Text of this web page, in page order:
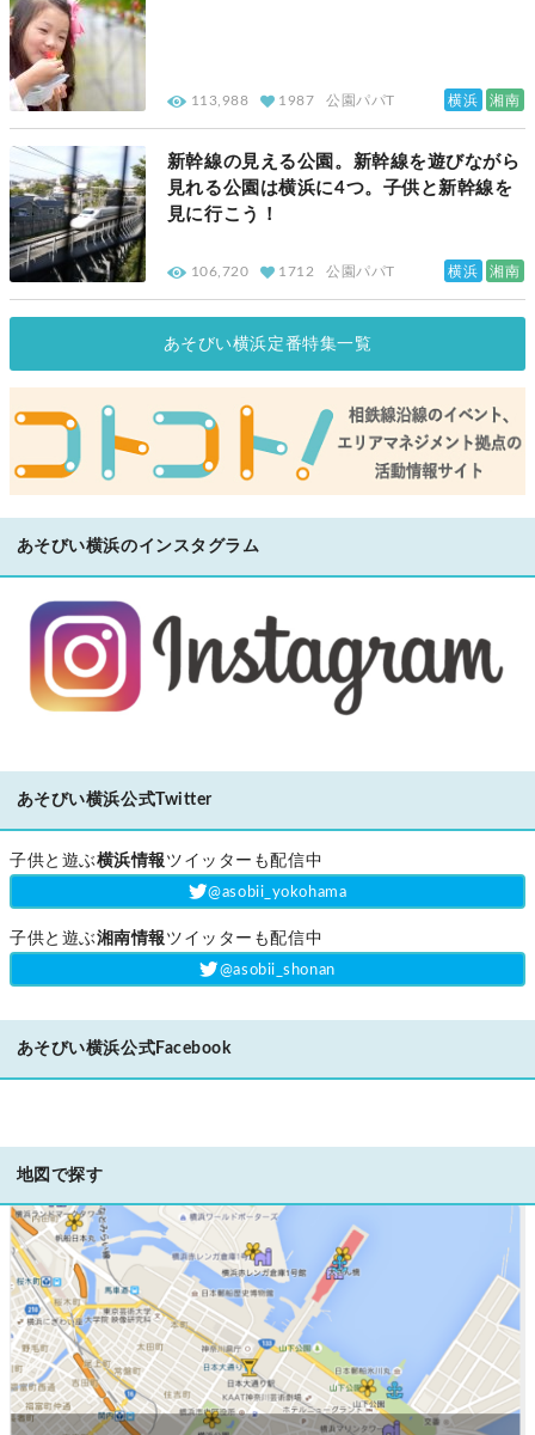
113,988 1987 公園パパT 横浜 湘南
新幹線の見える公園。新幹線を遊びながら
見れる公園は横浜に4つ。子供と新幹線を
見に行こう！
106,720 1712 公園パパT 横浜 湘南
あそびい横浜定番特集一覧
あそびい横浜のインスタグラム
あそびい横浜公式Twitter
子供と遊ぶ横浜情報 ツイッターも配信中
‎@asobii_yokohama
子供と遊ぶ湘南情報 ツイッターも配信中
‎@asobii_shonan
あそびい横浜公式Facebook
地図で探す